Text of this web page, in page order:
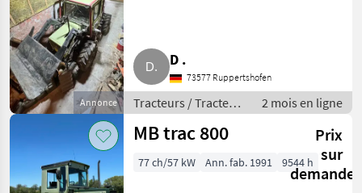
Annonce
D .
73577 Ruppertshofen
Tracteurs / Tracteurs
agricoles
2 mois en ligne
MB trac 800
Prix
sur
demande
77 ch/57 kW Ann. fab. 1991 9544 h